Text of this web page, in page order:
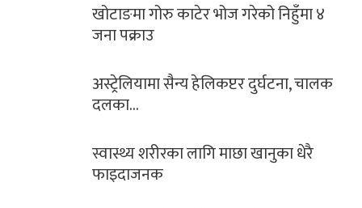
खोटाङमा गोरु काटेर भोज गरेको निहुँमा ४
जना पक्राउ
अस्ट्रेलियामा सैन्य हेलिकप्टर दुर्घटना, चालक
दलका…
स्वास्थ्य शरीरका लागि माछा खानुका धेरै
फाइदाजनक